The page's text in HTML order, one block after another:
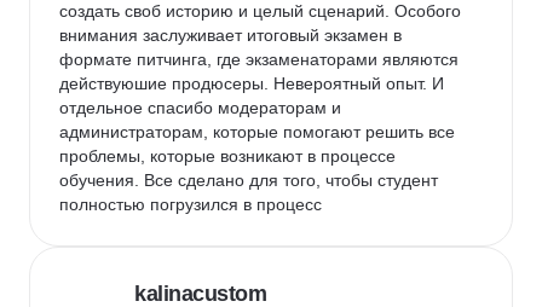
создать своб историю и целый сценарий. Особого
внимания заслуживает итоговый экзамен в
формате питчинга, где экзаменаторами являются
действуюшие продюсеры. Невероятный опыт. И
отдельное спасибо модераторам и
администраторам, которые помогают решить все
проблемы, которые возникают в процессе
обучения. Все сделано для того, чтобы студент
полностью погрузился в процесс
kalinacustom